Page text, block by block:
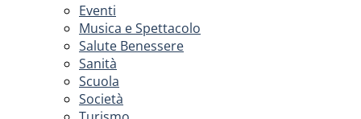
Eventi
Musica e Spettacolo
Salute Benessere
Sanità
Scuola
Società